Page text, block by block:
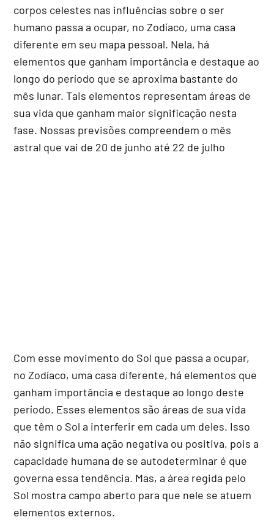
corpos celestes nas influências sobre o ser
humano passa a ocupar, no Zodíaco, uma casa
diferente em seu mapa pessoal. Nela, há
elementos que ganham importância e destaque ao
longo do período que se aproxima bastante do
mês lunar. Tais elementos representam áreas de
sua vida que ganham maior significação nesta
fase. Nossas previsões compreendem o mês
astral que vai de 20 de junho até 22 de julho
Com esse movimento do Sol que passa a ocupar,
no Zodíaco, uma casa diferente, há elementos que
ganham importância e destaque ao longo deste
período. Esses elementos são áreas de sua vida
que têm o Sol a interferir em cada um deles. Isso
não significa uma ação negativa ou positiva, pois a
capacidade humana de se autodeterminar é que
governa essa tendência. Mas, a área regida pelo
Sol mostra campo aberto para que nele se atuem
elementos externos.